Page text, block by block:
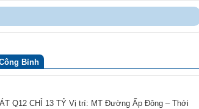
Bỉnh
Q12 CHỈ 13 TỶ Vị trí: MT Đường Ấp Đông – Thới